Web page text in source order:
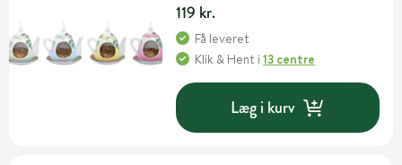
119 kr.
Få leveret
Klik & Hent i13 centre
Læg i kurv